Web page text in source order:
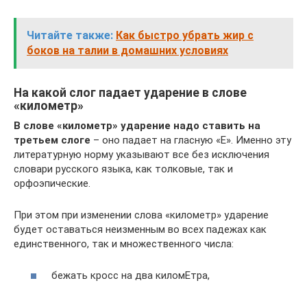
Читайте также: Как быстро убрать жир с
боков на талии в домашних условиях
На какой слог падает ударение в слове
«километр»
В слове «километр» ударение надо ставить на
третьем слоге – оно падает на гласную «Е». Именно эту
литературную норму указывают все без исключения
словари русского языка, как толковые, так и
орфоэпические.
При этом при изменении слова «километр» ударение
будет оставаться неизменным во всех падежах как
единственного, так и множественного числа:
бежать кросс на два киломЕтра,